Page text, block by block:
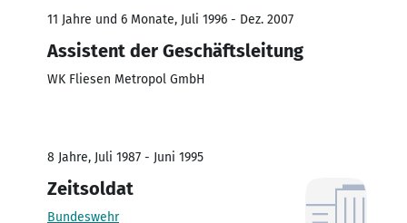
11 Jahre und 6 Monate, Juli 1996 - Dez. 2007
Assistent der Geschäftsleitung
WK Fliesen Metropol GmbH
8 Jahre, Juli 1987 - Juni 1995
Zeitsoldat
Bundeswehr